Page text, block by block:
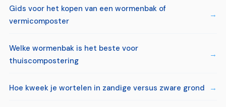
Gids voor het kopen van een wormenbak of
vermicomposter
Welke wormenbak is het beste voor
thuiscompostering
Hoe kweek je wortelen in zandige versus zware grond